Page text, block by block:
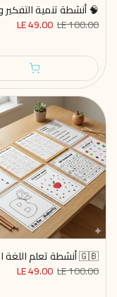
LE 100.00
LE 49.00
LE 100.00
LE 49.00